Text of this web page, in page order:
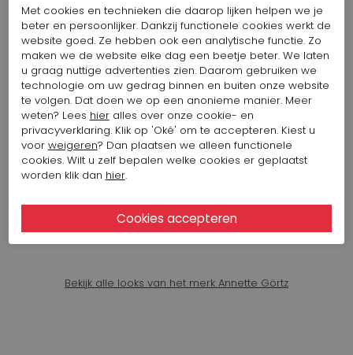
ANNETTE GÖRTZ BROEK 07 DUAL
42122
Artikelnummer: 15766-1031
Kleur: Rood
552,01 $ 276 $
CERVONE SANDAAL WILLER CUOIO
572
Artikelnummer: 14232-1042
252,38 $ 126,19 $
Bekijk alle looks van het merk Annette Görtz
Met cookies en technieken die daarop lijken helpen we je
beter en persoonlijker. Dankzij functionele cookies werkt de
website goed. Ze hebben ook een analytische functie. Zo
maken we de website elke dag een beetje beter. We laten
u graag nuttige advertenties zien. Daarom gebruiken we
technologie om uw gedrag binnen en buiten onze website
te volgen. Dat doen we op een anonieme manier. Meer
weten? Lees hieralles over onze cookie- en
privacyverklaring. Klik op 'Oké' om te accepteren. Kiest u
voor weigeren? Dan plaatsen we alleen functionele
cookies. Wilt u zelf bepalen welke cookies er geplaatst
worden klik dan hier.